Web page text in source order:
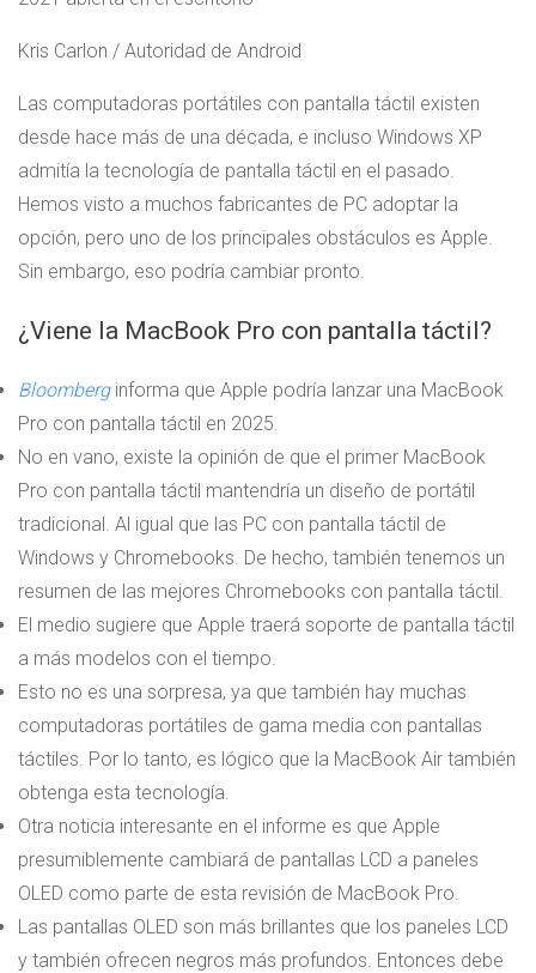
Kris Carlon / Autoridad de Android
Las computadoras portátiles con pantalla táctil existen
desde hace más de una década, e incluso Windows XP
admitía la tecnología de pantalla táctil en el pasado.
Hemos visto a muchos fabricantes de PC adoptar la
opción, pero uno de los principales obstáculos es Apple.
Sin embargo, eso podría cambiar pronto.
¿Viene la MacBook Pro con pantalla táctil?
Bloomberginforma que Apple podría lanzar una MacBook
Pro con pantalla táctil en 2025.
No en vano, existe la opinión de que el primer MacBook
Pro con pantalla táctil mantendría un diseño de portátil
tradicional. Al igual que las PC con pantalla táctil de
Windows y Chromebooks. De hecho, también tenemos un
resumen de las mejores Chromebooks con pantalla táctil.
El medio sugiere que Apple traerá soporte de pantalla táctil
a más modelos con el tiempo.
Esto no es una sorpresa, ya que también hay muchas
computadoras portátiles de gama media con pantallas
táctiles. Por lo tanto, es lógico que la MacBook Air también
obtenga esta tecnología.
Otra noticia interesante en el informe es que Apple
presumiblemente cambiará de pantallas LCD a paneles
OLED como parte de esta revisión de MacBook Pro.
Las pantallas OLED son más brillantes que los paneles LCD
y también ofrecen negros más profundos. Entonces debe